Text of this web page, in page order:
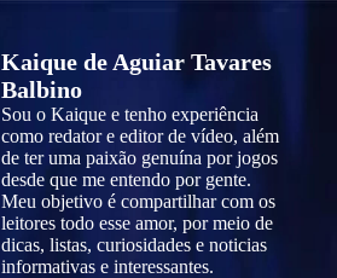
Kaique de Aguiar Tavares
Balbino
Sou o Kaique e tenho experiência
como redator e editor de vídeo, além
de ter uma paixão genuína por jogos
desde que me entendo por gente.
Meu objetivo é compartilhar com os
leitores todo esse amor, por meio de
dicas, listas, curiosidades e noticias
informativas e interessantes.